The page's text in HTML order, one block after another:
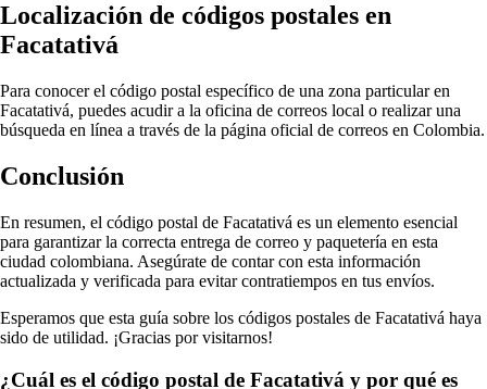
Localización de códigos postales en
Facatativá
Para conocer el código postal específico de una zona particular en
Facatativá, puedes acudir a la oficina de correos local o realizar una
búsqueda en línea a través de la página oficial de correos en Colombia.
Conclusión
En resumen, el código postal de Facatativá es un elemento esencial
para garantizar la correcta entrega de correo y paquetería en esta
ciudad colombiana. Asegúrate de contar con esta información
actualizada y verificada para evitar contratiempos en tus envíos.
Esperamos que esta guía sobre los códigos postales de Facatativá haya
sido de utilidad. ¡Gracias por visitarnos!
¿Cuál es el código postal de Facatativá y por qué es